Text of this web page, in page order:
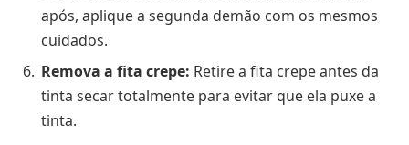
após, aplique a segunda demão com os mesmos
cuidados.
Remova a fita crepe: Retire a fita crepe antes da
tinta secar totalmente para evitar que ela puxe a
tinta.